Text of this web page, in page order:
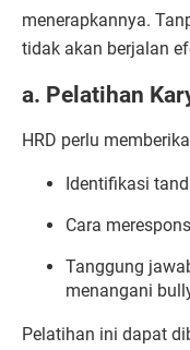
menerapkannya.
tidak akan berjalan
a. Pelatihan
HRD perlu
Identifikasi
Cara
Tanggung
menangani
Pelatihan ini dapat